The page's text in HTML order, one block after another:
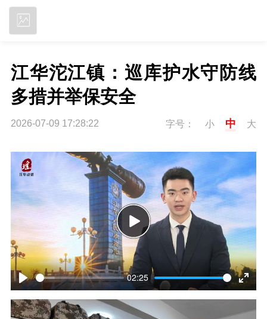
江华沱江镇：巡库护水守防线
多措并举保安全
2026-07-09 17:28:22 字号： 小 中 大
P
02:25
E
P
l
a